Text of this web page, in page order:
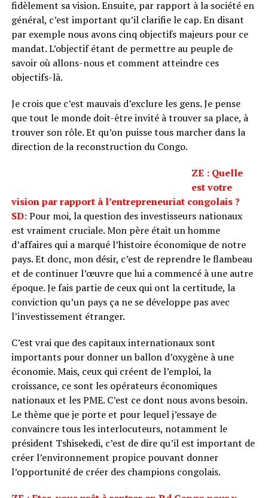
fidèlement sa vision. Ensuite, par rapport à la société en
général, c’est important qu’il clarifie le cap. En disant
par exemple nous avons cinq objectifs majeurs pour ce
mandat. L’objectif étant de permettre au peuple de
savoir où allons-nous et comment atteindre ces
objectifs-là.
Je crois que c’est mauvais d’exclure les gens. Je pense
que tout le monde doit-être invité à trouver sa place, à
trouver son rôle. Et qu’on puisse tous marcher dans la
direction de la reconstruction du Congo.
ZE : Quelle
est votre
vision par rapport à l’entrepreneuriat congolais ?
SD:Pour moi, la question des investisseurs nationaux
est vraiment cruciale. Mon père était un homme
d’affaires qui a marqué l’histoire économique de notre
pays. Et donc, mon désir, c’est de reprendre le flambeau
et de continuer l’œuvre que lui a commencé à une autre
époque. Je fais partie de ceux qui ont la certitude, la
conviction qu’un pays ça ne se développe pas avec
l’investissement étranger.
C’est vrai que des capitaux internationaux sont
importants pour donner un ballon d’oxygène à une
économie. Mais, ceux qui créent de l’emploi, la
croissance, ce sont les opérateurs économiques
nationaux et les PME. C’est ce dont nous avons besoin.
Le thème que je porte et pour lequel j’essaye de
convaincre tous les interlocuteurs, notamment le
président Tshisekedi, c’est de dire qu’il est important de
créer l’environnement propice pouvant donner
l’opportunité de créer des champions congolais.